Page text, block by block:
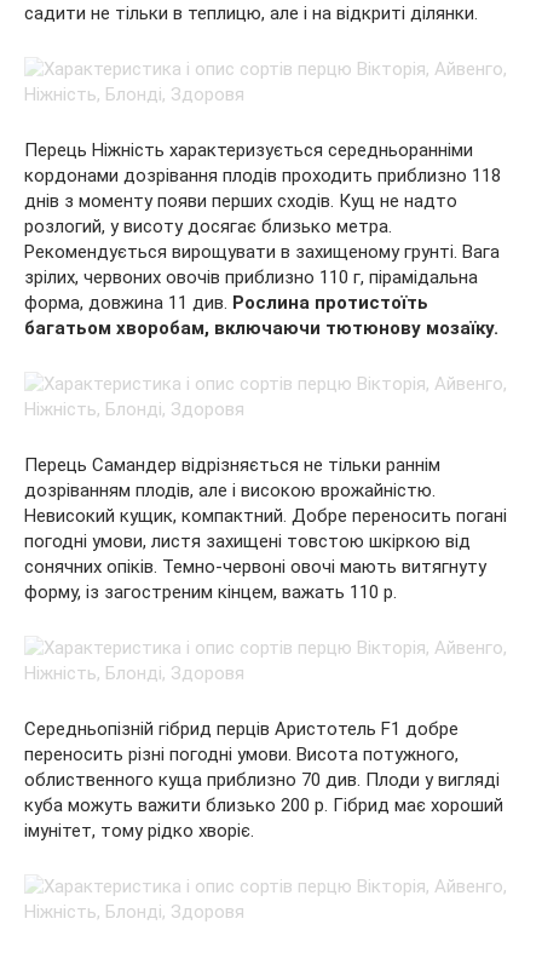
садити не тільки в теплицю, але і на відкриті ділянки.
Перець Ніжність характеризується середньоранніми
кордонами дозрівання плодів проходить приблизно 118
днів з моменту появи перших сходів. Кущ не надто
розлогий, у висоту досягає близько метра.
Рекомендується вирощувати в захищеному грунті. Вага
зрілих, червоних овочів приблизно 110 г, пірамідальна
форма, довжина 11 див. Рослина протистоїть
багатьом хворобам, включаючи тютюнову мозаїку.
Перець Самандер відрізняється не тільки раннім
дозріванням плодів, але і високою врожайністю.
Невисокий кущик, компактний. Добре переносить погані
погодні умови, листя захищені товстою шкіркою від
сонячних опіків. Темно-червоні овочі мають витягнуту
форму, із загостреним кінцем, важать 110 р.
Середньопізній гібрид перців Аристотель F1 добре
переносить різні погодні умови. Висота потужного,
облиственного куща приблизно 70 див. Плоди у вигляді
куба можуть важити близько 200 р. Гібрид має хороший
імунітет, тому рідко хворіє.